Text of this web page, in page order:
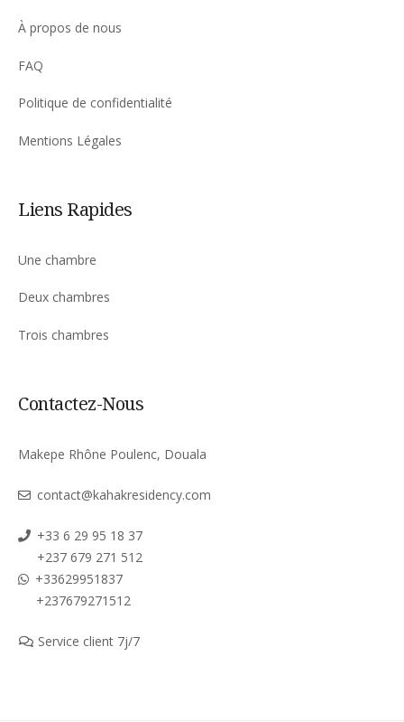
À propos de nous
FAQ
Politique de confidentialité
Mentions Légales
Liens Rapides
Une chambre
Deux chambres
Trois chambres
Contactez-Nous
Makepe Rhône Poulenc, Douala
contact@kahakresidency.com
+33 6 29 95 18 37
+237 679 271 512
+33629951837
+237679271512
Service client 7j/7